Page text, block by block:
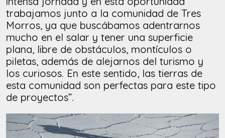
trabajamos junto a la comunidad de Tres
Morros, ya que buscábamos adentrarnos
mucho en el salar y tener una superficie
plana, libre de obstáculos, montículos o
piletas, además de alejarnos del turismo y
los curiosos. En este sentido, las tierras de
esta comunidad son perfectas para este tipo
de proyectos”.